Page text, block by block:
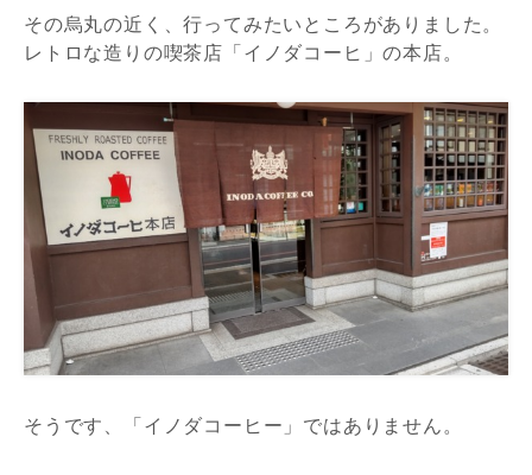
その烏丸の近く、行ってみたいところがありました。
レトロな造りの喫茶店「イノダコーヒ」の本店。
そうです、「イノダコーヒー」ではありません。